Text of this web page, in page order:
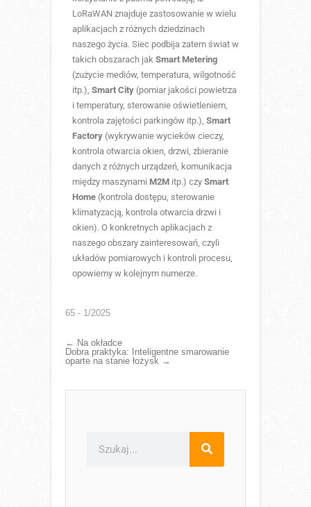
LoRaWAN znajduje zastosowanie w wielu
aplikacjach z różnych dziedzinach
naszego życia. Siec podbija zatem świat w
takich obszarach jak Smart Metering
(zużycie mediów, temperatura, wilgotność
itp.), Smart City (pomiar jakości powietrza
i temperatury, sterowanie oświetleniem,
kontrola zajętości parkingów itp.), Smart
Factory (wykrywanie wycieków cieczy,
kontrola otwarcia okien, drzwi, zbieranie
danych z różnych urządzeń, komunikacja
między maszynami M2M itp.) czy Smart
Home (kontrola dostępu, sterowanie
klimatyzacją, kontrola otwarcia drzwi i
okien). O konkretnych aplikacjach z
naszego obszary zainteresowań, czyli
układów pomiarowych i kontroli procesu,
opowiemy w kolejnym numerze.
65 - 1/2025
← Na okładce
Dobra praktyka: Inteligentne smarowanie
oparte na stanie łożysk →